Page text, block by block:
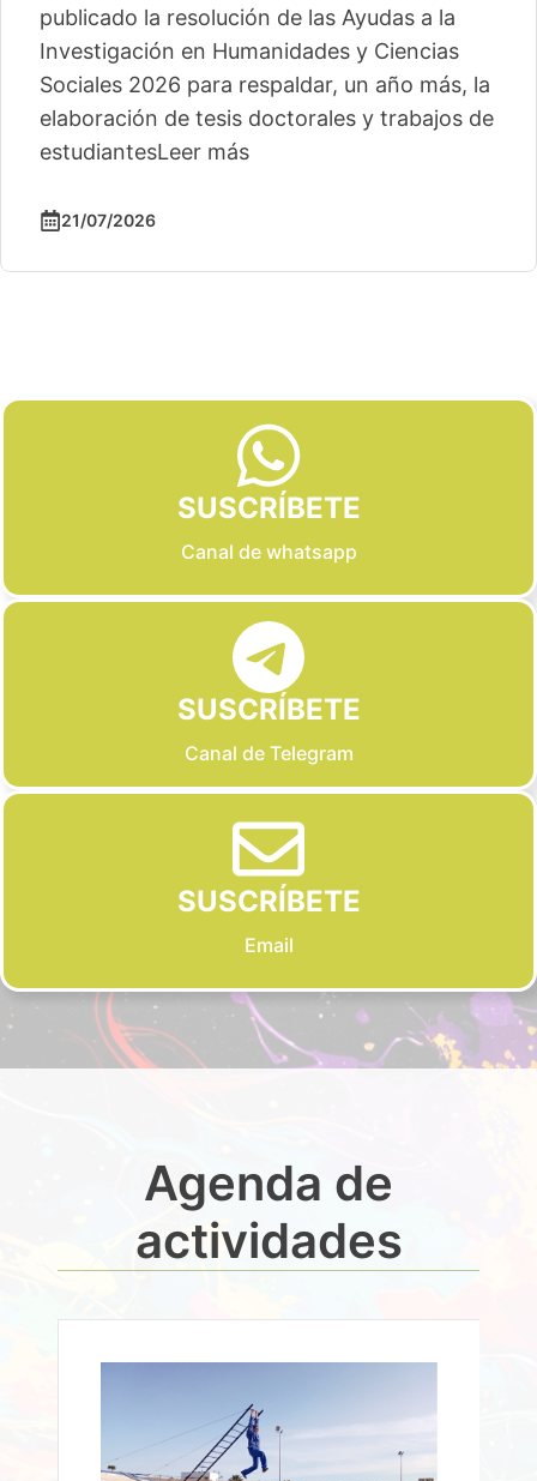
publicado la resolución de las Ayudas a la
Investigación en Humanidades y Ciencias
Sociales 2026 para respaldar, un año más, la
elaboración de tesis doctorales y trabajos de
estudiantesLeer más
21/07/2026
SUSCRÍBETE
Canal de whatsapp
SUSCRÍBETE
Canal de Telegram
SUSCRÍBETE
Email
Agenda de
actividades